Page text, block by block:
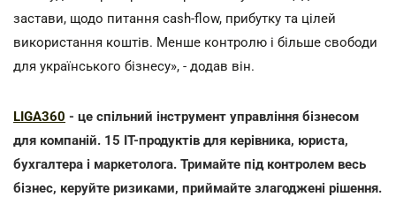
застави, щодо питання cash-flow, прибутку та цілей
використання коштів. Менше контролю і більше свободи
для українського бізнесу», - додав він.
LIGA360 - це спільний інструмент управління бізнесом
для компаній. 15 IT-продуктів для керівника, юриста,
бухгалтера і маркетолога. Тримайте під контролем весь
бізнес, керуйте ризиками, приймайте злагоджені рішення.